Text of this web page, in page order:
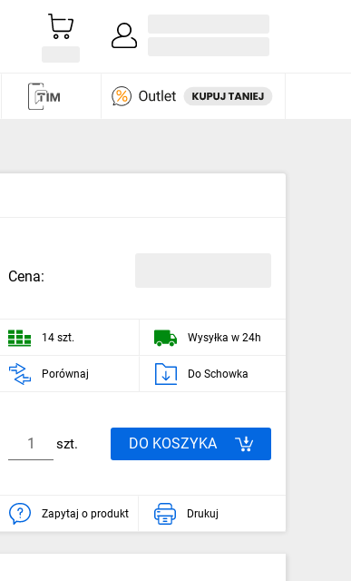
Cena:
14 szt. Wysyłka w 24h
Porównaj Do Schowka
szt. DO KOSZYKA
Zapytaj o produkt Drukuj